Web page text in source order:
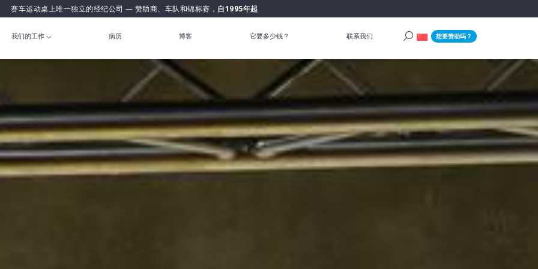
赛车运动桌上唯一独立的经纪公司 — 赞助商、车队和锦标赛， 自1995年起
我们的工作 病历 博客 它要多少钱？ 联系我们 想要赞助吗？